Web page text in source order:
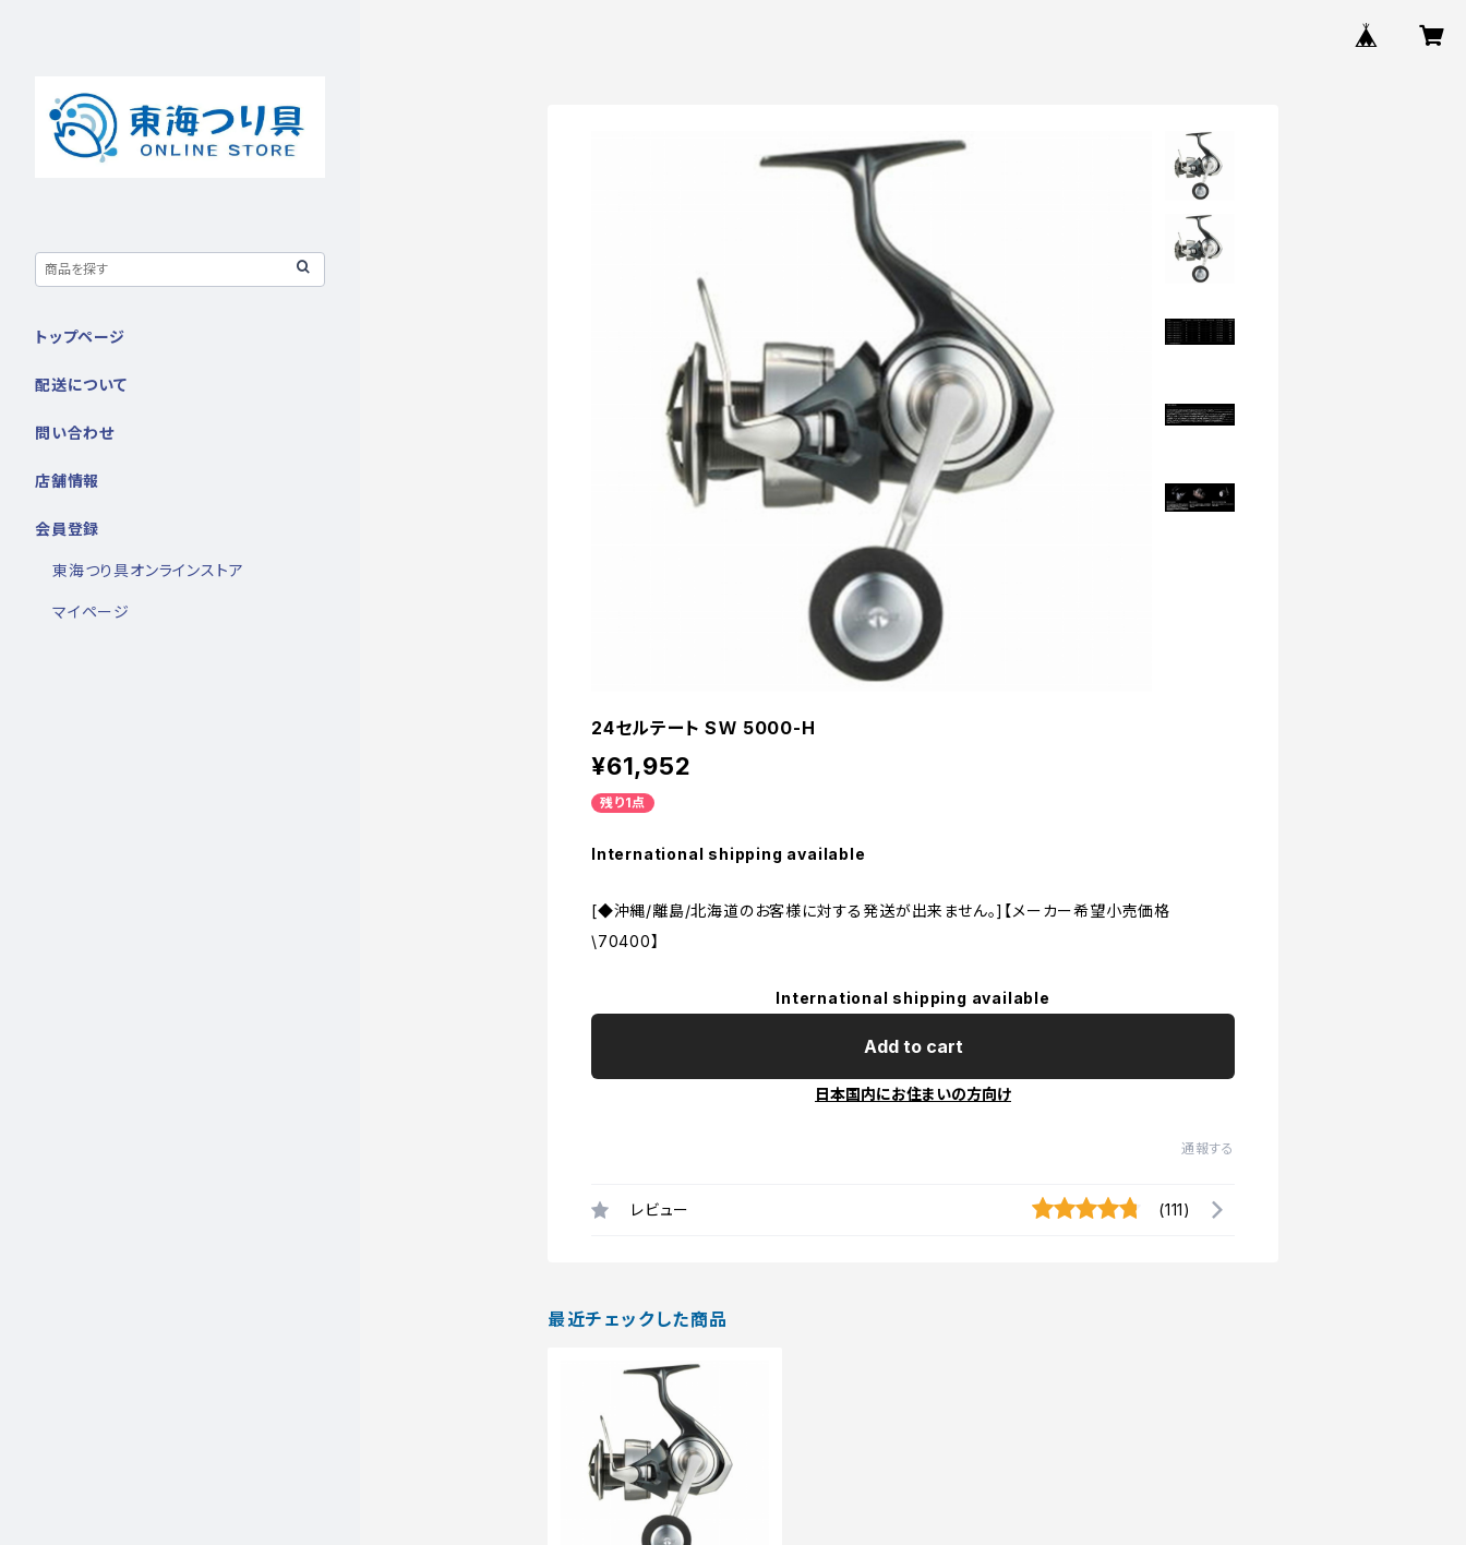
24セルテート SＷ 5000-H
¥61,952
残り1点
International shipping available
[◆沖縄/離島/北海道のお客様に対する発送が出来ません。]【メーカー希望小売価格
\70400】
International shipping available
Add to cart
日本国内にお住まいの方向け
通報する
レビュー (111)
最近チェックした商品
トップページ
配送について
問い合わせ
店舗情報
会員登録
東海つり具オンラインストア
マイページ